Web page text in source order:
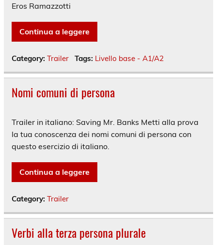
Eros Ramazzotti
Continua a leggere
Category: Trailer Tags: Livello base - A1/A2
Nomi comuni di persona
Trailer in italiano: Saving Mr. Banks Metti alla prova
la tua conoscenza dei nomi comuni di persona con
questo esercizio di italiano.
Continua a leggere
Category: Trailer
Verbi alla terza persona plurale